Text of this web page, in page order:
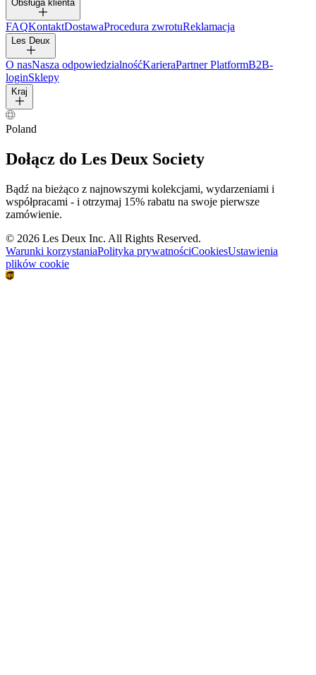
Obsługa klienta
FAQKontaktDostawaProcedura zwrotuReklamacja
Les Deux
O nasNasza odpowiedzialnośćKarieraPartner Platform
loginSklepy
Kraj
Dołącz do Les Deux Society
Bądź na bieżąco z najnowszymi kolekcjami, wydarzeniami i
współpracami - i otrzymaj 15% rabatu na swoje pierwsze
©2026 Les Deux Inc. All Rights Reserved.
Warunki korzystania
plików cookie